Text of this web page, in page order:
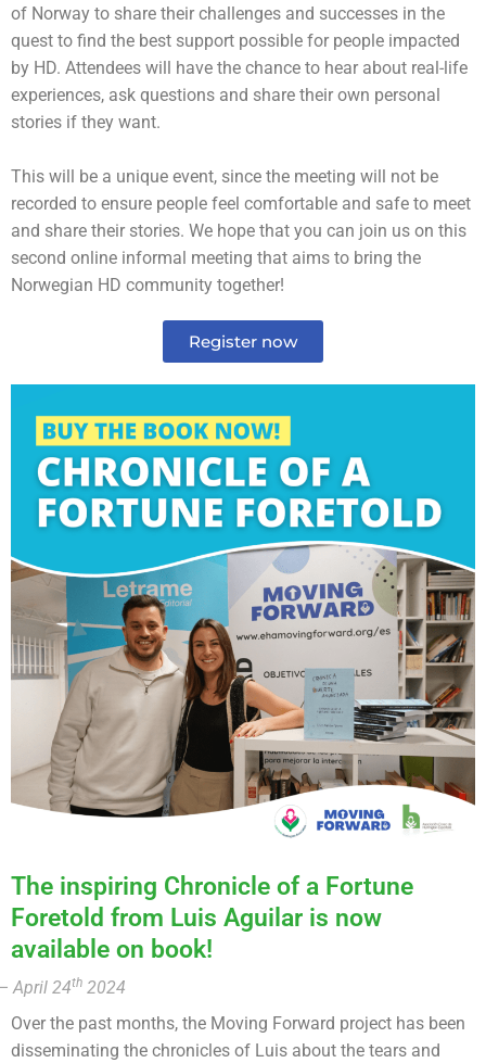
of Norway to share their challenges and successes in the
quest to find the best support possible for people impacted
by HD. Attendees will have the chance to hear about real-life
experiences, ask questions and share their own personal
stories if they want.
This will be a unique event, since the meeting will not be
recorded to ensure people feel comfortable and safe to meet
and share their stories. We hope that you can join us on this
second online informal meeting that aims to bring the
Norwegian HD community together!
Register now
The inspiring Chronicle of a Fortune
Foretold from Luis Aguilar is now
available on book!
April 24th 2024
Over the past months, the Moving Forward project has been
disseminating the chronicles of Luis about the tears and